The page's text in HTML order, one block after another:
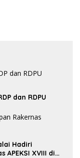
dan RDPU
Hadiri
APEKSI XVIII di